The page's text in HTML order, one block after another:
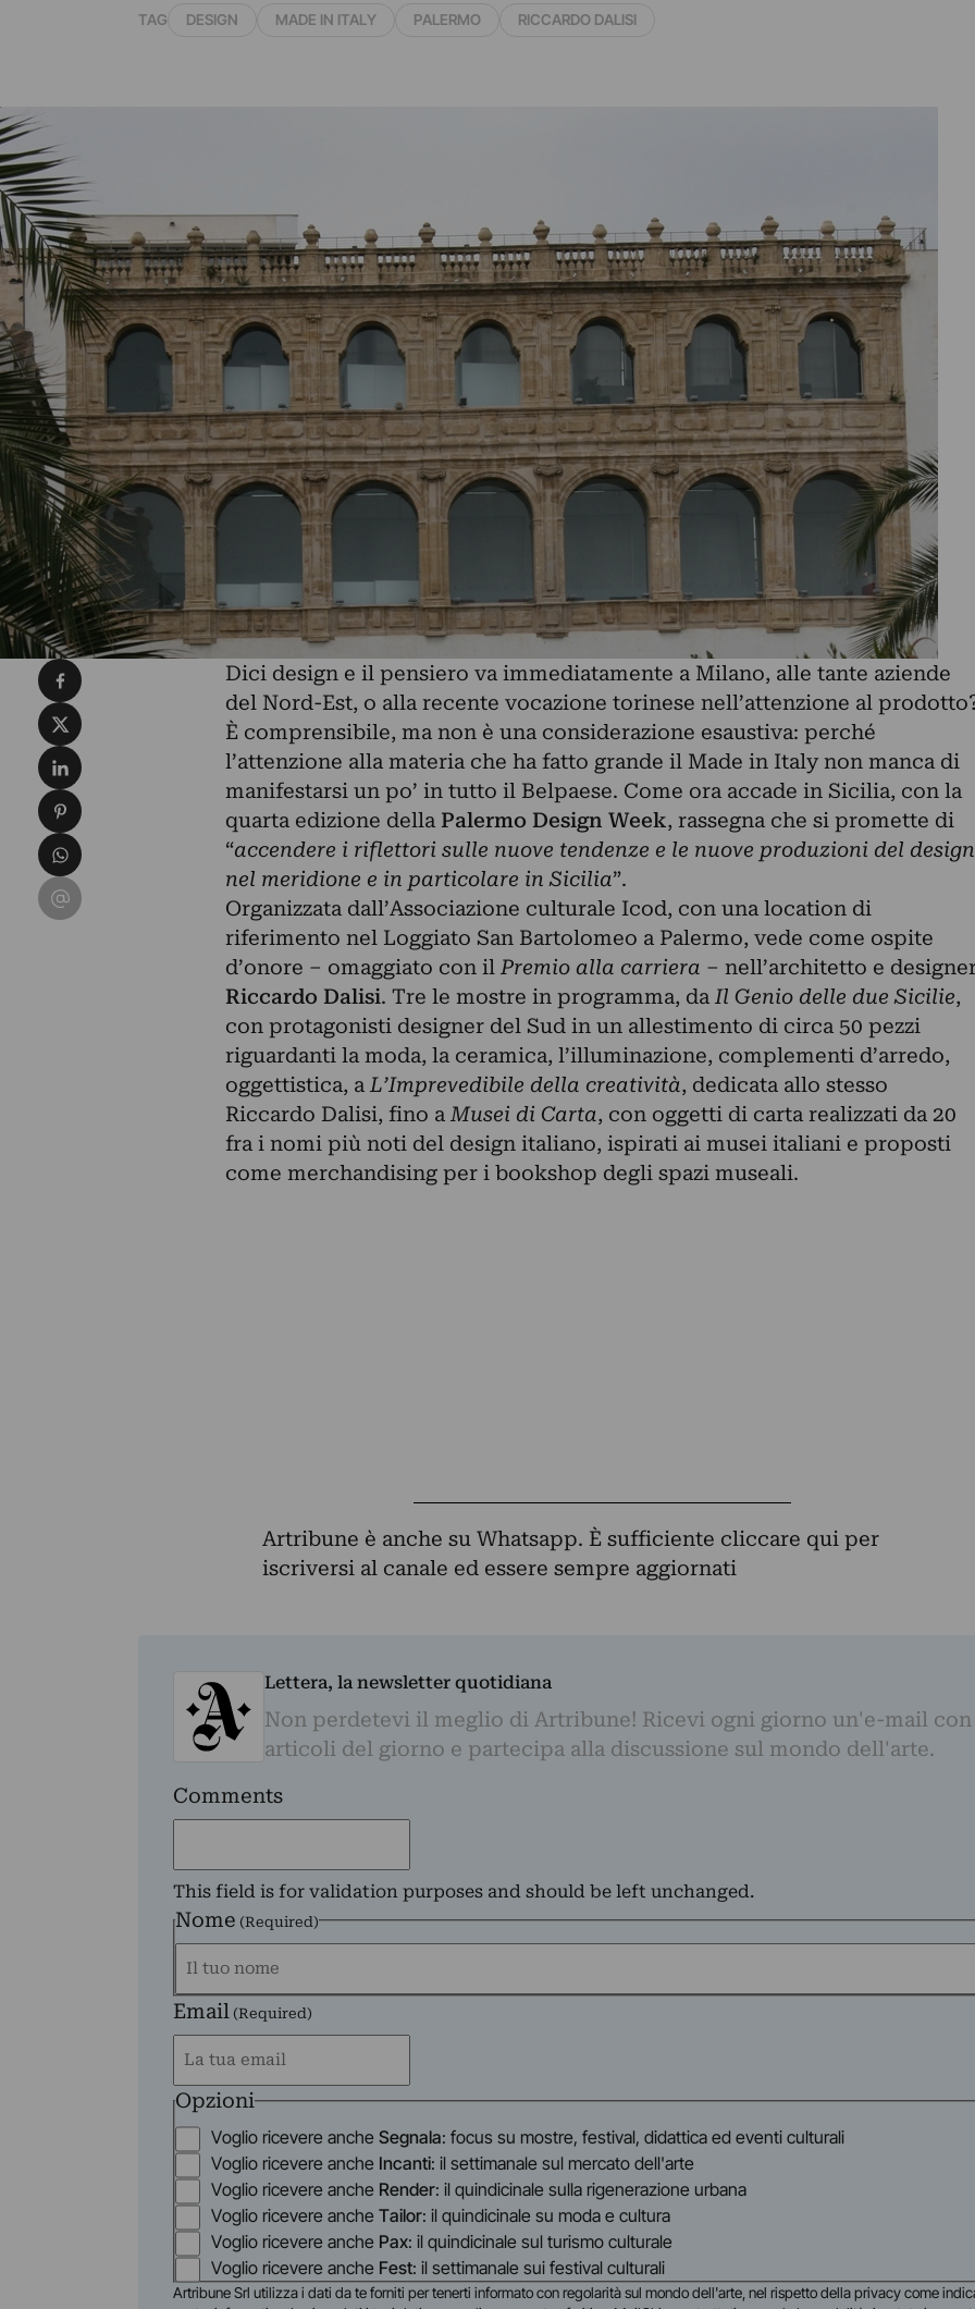
TAG DESIGN MADE IN ITALY PALERMO RICCARDO DALISI
Dici design e il pensiero va immediatamente a Milano, alle tante aziende
del Nord-Est, o alla recente vocazione torinese nell’attenzione al
È comprensibile, ma non è una considerazione esaustiva: perché
l’attenzione alla materia che ha fatto grande il Made in Italy non manca di
manifestarsi un po’ in tutto il Belpaese. Come ora accade in Sicilia, con la
quarta edizione della Palermo Design Week, rassegna che si promette di
“accendere i riflettori sulle nuove tendenze e le nuove produzioni del design
nel meridione e in particolare in Sicilia”.
Organizzata dall’Associazione culturale Icod, con una location di
riferimento nel Loggiato San Bartolomeo a Palermo, vede come ospite
d’onore – omaggiato con il Premio alla carriera – nell’architetto e
Riccardo Dalisi. Tre le mostre in programma, da Il Genio delle due Sicilie,
con protagonisti designer del Sud in un allestimento di circa 50 pezzi
riguardanti la moda, la ceramica, l’illuminazione, complementi d’arredo,
oggettistica, a L’Imprevedibile della creatività, dedicata allo stesso
Riccardo Dalisi, fino a Musei di Carta, con oggetti di carta realizzati da 20
fra i nomi più noti del design italiano, ispirati ai musei italiani e proposti
come merchandising per i bookshop degli spazi museali.
Artribune è anche su Whatsapp. È sufficiente cliccare qui per
iscriversi al canale ed essere sempre aggiornati
Lettera, la newsletter quotidiana
Non perdetevi il meglio di Artribune! Ricevi ogni giorno un'e-mail
articoli del giorno e partecipa alla discussione sul mondo dell'arte.
Comments
This field is for validation purposes and should be left unchanged.
Nome (Required)
First
Email (Required)
Opzioni
Voglio ricevere anche Segnala: focus su mostre, festival, didattica ed eventi culturali
Voglio ricevere anche Incanti: il settimanale sul mercato dell'arte
Voglio ricevere anche Render: il quindicinale sulla rigenerazione urbana
Voglio ricevere anche Tailor: il quindicinale su moda e cultura
Voglio ricevere anche Pax: il quindicinale sul turismo culturale
Voglio ricevere anche Fest: il settimanale sui festival culturali
Artribune Srl utilizza i dati da te forniti per tenerti informato con regolarità sul mondo dell'arte, nel rispetto della privacy come
Condividi su Facebook
Condividi su X
Condividi su LinkedIn
Condividi su Pinterest
Condividi su WhatsApp
Condividi su Email